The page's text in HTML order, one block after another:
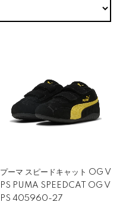
プーマ スピードキャット OG V
PS PUMA SPEEDCAT OG V
PS 405960-27